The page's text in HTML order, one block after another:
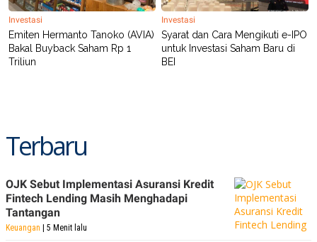
Investasi
Emiten Hermanto Tanoko (AVIA)
Bakal Buyback Saham Rp 1
Triliun
Investasi
Syarat dan Cara Mengikuti e-IPO
untuk Investasi Saham Baru di
BEI
Terbaru
OJK Sebut Implementasi Asuransi Kredit
Fintech Lending Masih Menghadapi
Tantangan
Keuangan | 5 Menit lalu